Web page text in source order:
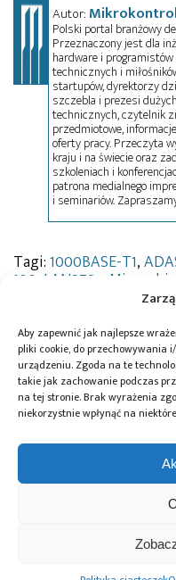
Aby zapewnić jak najlepsze
pliki cookie, do przechowywania
urządzeniu. Zgoda na te
takie jak zachowanie podczas
na tej stronie. Brak wyrażenia
niekorzystnie wpłynąć na
Autor:
Polski portal branżowy
Przeznaczony jest dla
hardware i
technicznych i
startupów, dyrektorzy
szczebla i prezesi
technicznych, czytelnik
przedmiotowe,
oferty pracy. Przeczyta
kraju i na świecie oraz
szkoleniach i
patrona medialnego
i seminariów.
Tagi:1000BASE-T1,
100 LAN878x Microchip
Single Pair
Przeczytaj również:
Microchip ma
kamień